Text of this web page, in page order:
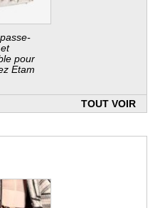
pour
Etam
TOUT VOIR